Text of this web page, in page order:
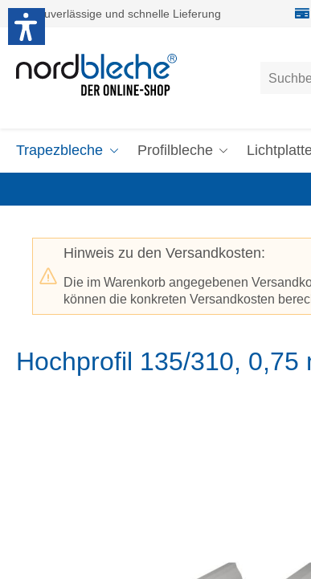
Hauptinhalt springen
Zur Suche springen
Zuverlässige und schnelle Lieferung
Trapezbleche Profilbleche
Hinweis zu den Versandkosten:
Die im Warenkorb angegebenen
können die konkreten Versandkosten
Hochprofil 135/310, 0,75